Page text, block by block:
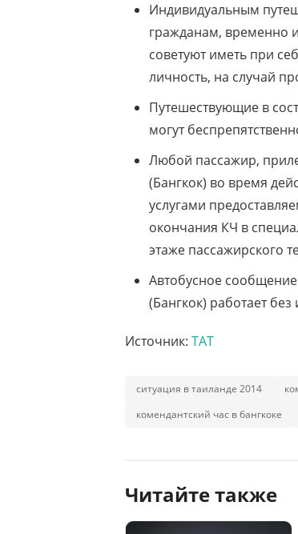
Индивидуальным
гражданам, временно
советуют иметь при
личность, на случай
Путешествующие в
могут
Любой пассажир,
(Бангкок) во время
услугами
окончания КЧ в
этаже пассажирского
Автобусное
(Бангкок) работает
Источник: ТАТ
ситуация в таиланде 2014
комендантский час в бангкоке
Читайте также